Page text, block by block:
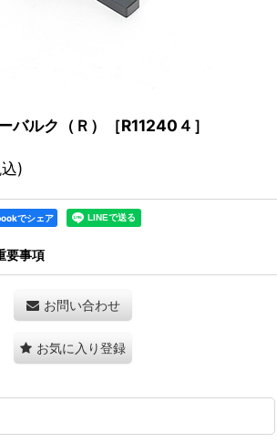
ルク（Ｒ）［R11240４］
)
でシェア
要事項
お問い合わせ
お気に入り登録